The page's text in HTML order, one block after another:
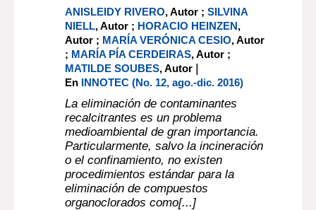
ANISLEIDY RIVERO, Autor ;SILVINA
NIELL, Autor ; HORACIO HEINZEN,
Autor ; MARÍA VERÓNICA CESIO, Autor
; MARÍA PÍA CERDEIRAS, Autor ;
MATILDE SOUBES, Autor |
En INNOTEC (No. 12, ago.-dic. 2016)
La eliminación de contaminantes
recalcitrantes es un problema
medioambiental de gran importancia.
Particularmente, salvo la incineración
o el confinamiento, no existen
procedimientos estándar para la
eliminación de compuestos
organoclorados como[...]